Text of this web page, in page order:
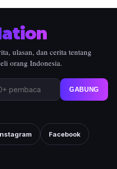
ulasan, dan cerita tentang
orang Indonesia.
GABUNG
Facebook